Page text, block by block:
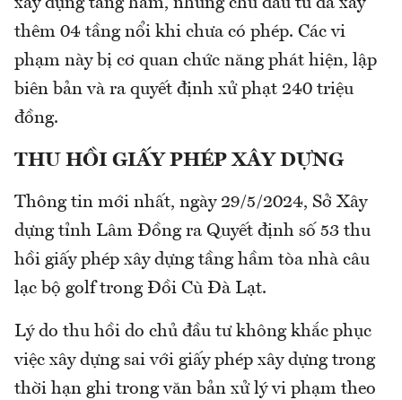
xây dựng tầng hầm, nhưng chủ đầu tư đã xây
thêm 04 tầng nổi khi chưa có phép. Các vi
phạm này bị cơ quan chức năng phát hiện, lập
biên bản và ra quyết định xử phạt 240 triệu
đồng.
THU HỒI GIẤY PHÉP XÂY DỰNG
Thông tin mới nhất, ngày 29/5/2024, Sở Xây
dựng tỉnh Lâm Đồng ra Quyết định số 53 thu
hồi giấy phép xây dựng tầng hầm tòa nhà câu
lạc bộ golf trong Đồi Cù Đà Lạt.
Lý do thu hồi do chủ đầu tư không khắc phục
việc xây dựng sai với giấy phép xây dựng trong
thời hạn ghi trong văn bản xử lý vi phạm theo